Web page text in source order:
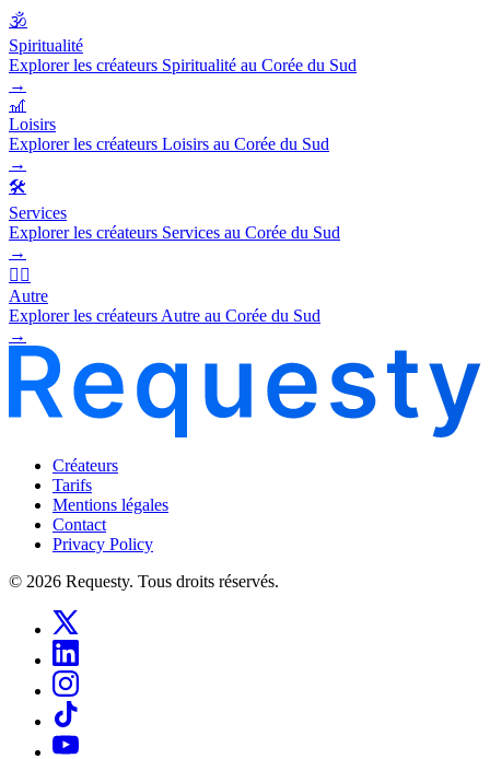
🕉️
Spiritualité
Explorer les créateurs Spiritualité au Corée du Sud
→
🎢
Loisirs
Explorer les créateurs Loisirs au Corée du Sud
→
🛠️
Services
Explorer les créateurs Services au Corée du Sud
→
🧜‍♂️
Autre
Explorer les créateurs Autre au Corée du Sud
→
Créateurs
Tarifs
Mentions légales
Contact
Privacy Policy
© 2026 Requesty. Tous droits réservés.